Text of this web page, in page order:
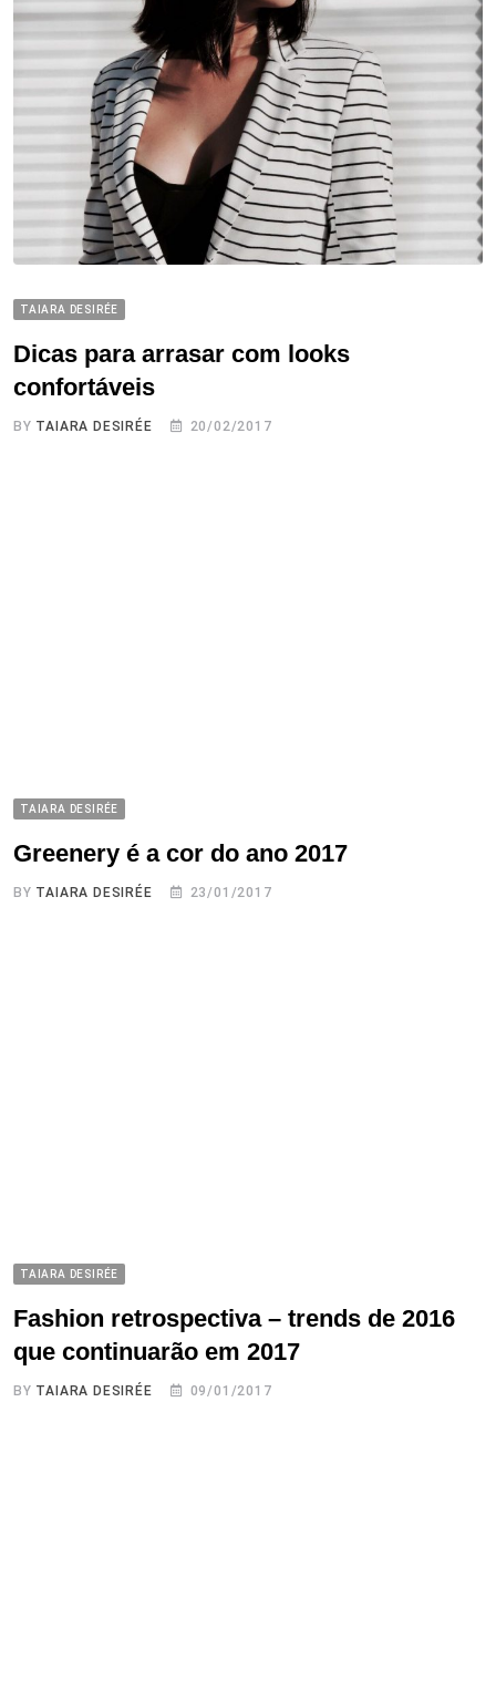
TAIARA DESIRÉE
Dicas para arrasar com looks
confortáveis
BY TAIARA DESIRÉE 20/02/2017
TAIARA DESIRÉE
Greenery é a cor do ano 2017
BY TAIARA DESIRÉE 23/01/2017
TAIARA DESIRÉE
Fashion retrospectiva – trends de 2016
que continuarão em 2017
BY TAIARA DESIRÉE 09/01/2017